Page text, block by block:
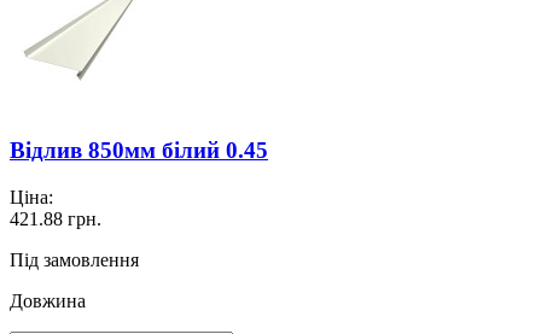
Відлив 850мм білий 0.45
Ціна:
421.88 грн.
Під замовлення
Довжина